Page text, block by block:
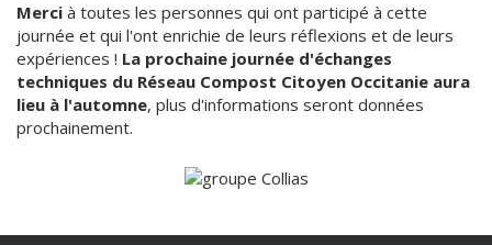
Merci à toutes les personnes qui ont participé à cette
journée et qui l'ont enrichie de leurs réflexions et de leurs
expériences ! La prochaine journée d'échanges
techniques du Réseau Compost Citoyen Occitanie aura
lieu à l'automne, plus d'informations seront données
prochainement.